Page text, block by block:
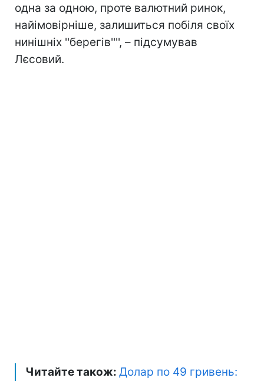
одна за одною, проте валютний ринок,
найімовірніше, залишиться побіля своїх
нинішніх ''берегів'''', – підсумував
Лєсовий.
Читайте також: Долар по 49 гривень: